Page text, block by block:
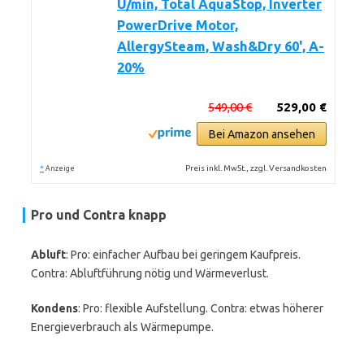
U/min, Total AquaStop, Inverter
PowerDrive Motor,
AllergySteam, Wash&Dry 60', A-
20%
529,00 €
549,00 €
Bei Amazon ansehen
* Anzeige Preis inkl. MwSt., zzgl. Versandkosten
Pro und Contra knapp
Abluft: Pro: einfacher Aufbau bei geringem Kaufpreis.
Contra: Abluftführung nötig und Wärmeverlust.
Kondens: Pro: flexible Aufstellung. Contra: etwas höherer
Energieverbrauch als Wärmepumpe.